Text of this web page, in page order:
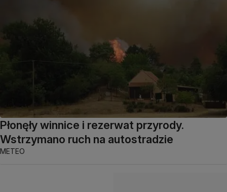
Płonęły winnice i rezerwat przyrody.
Wstrzymano ruch na autostradzie
METEO